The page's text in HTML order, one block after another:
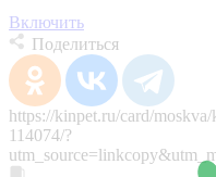
Включить
Поделиться
https://kinpet.ru/card/
114074/?